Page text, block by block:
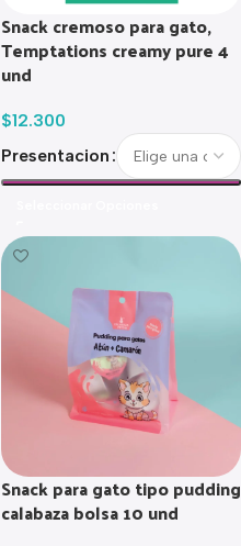
Snack cremoso para gato,
Temptations creamy pure 4
und
$12.300
Presentacion
Snack para gato tipo pudding
calabaza bolsa 10 und